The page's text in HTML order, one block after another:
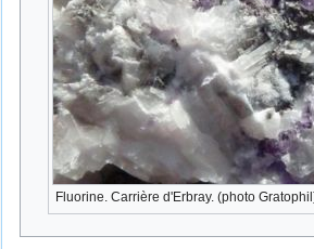
Fluorine. Carrière d'Erbray. (photo